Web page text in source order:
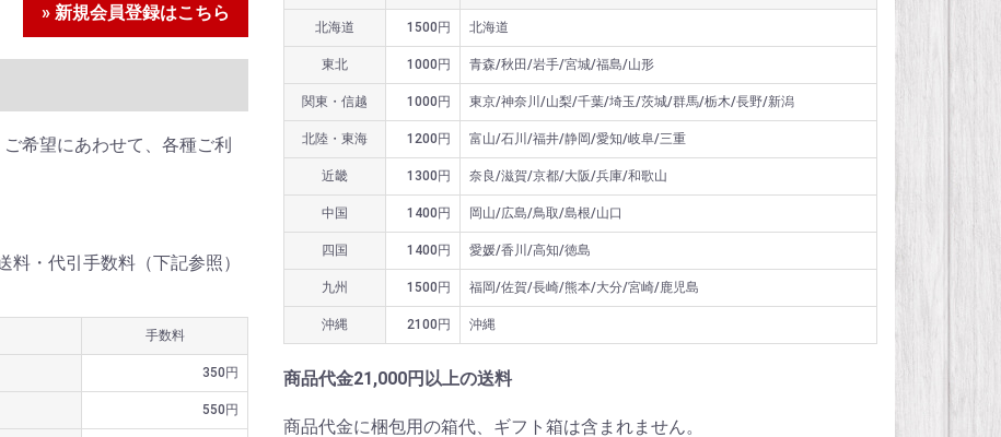
» 新規会員登録はこちら
希望にあわせて、各種ご利
・代引手数料（下記参照）
手数料
350円
550円
北海道 1500円 北海道
東北 1000円 青森/秋田/岩手/宮城/福島/山形
関東・信越 1000円 東京/神奈川/山梨/千葉/埼玉/茨城/群馬/栃木/長野/新潟
北陸・東海 1200円 富山/石川/福井/静岡/愛知/岐阜/三重
近畿 1300円 奈良/滋賀/京都/大阪/兵庫/和歌山
中国 1400円 岡山/広島/鳥取/島根/山口
四国 1400円 愛媛/香川/高知/徳島
九州 1500円 福岡/佐賀/長崎/熊本/大分/宮崎/鹿児島
沖縄 2100円 沖縄
商品代金21,000円以上の送料
商品代金に梱包用の箱代、ギフト箱は含まれません。